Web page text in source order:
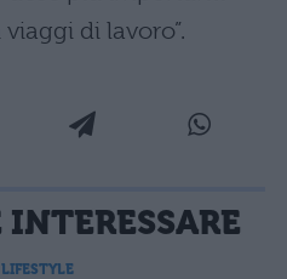
di lavoro”.